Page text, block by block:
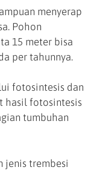
menyerap
Pohon
15 meter bisa
per tahunnya.
fotosintesis dan
hasil fotosintesis
tumbuhan
jenis trembesi